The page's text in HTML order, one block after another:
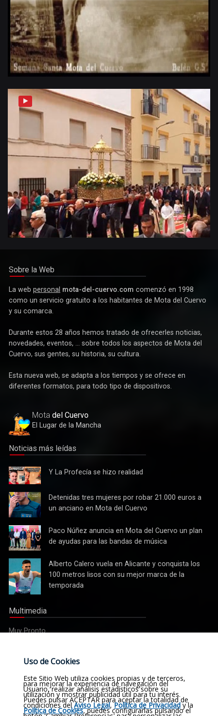
Sobre la Web
La web personal mota-del-cuervo.com comenzó en 1998
como un servicio gratuito a los habitantes de Mota del Cuervo
y su comarca.
Durante estos 28 años hemos tratado de ofrecerles noticias,
novedades, eventos, ... sobre todos los aspectos de Mota del
Cuervo, sus gentes, su historia, su cultura.
Esta nueva web, se adapta a los tiempos y se ofrece en
diferentes formatos, para todo tipo de dispositivos.
Mota del Cuervo
El Lugar de la Mancha
Noticias más leídas
Y La
Profecía
se hizo
realidad
Y La Profecía se hizo realidad
Detenidas
tres
mujeres
por robar
21.000
euros a
anciano
en Mota
del
Cuervo
Detenidas tres mujeres por robar 21.000 euros a
un anciano en Mota del Cuervo
Paco
Núñez
anuncia
en Mota
Cuervo un
plan de
para las
bandas
de
Paco Núñez anuncia en Mota del Cuervo un plan
de ayudas para las bandas de música
Alberto
Calero
vuela en
Alicante y
los 100
lisos con
Alberto Calero vuela en Alicante y conquista los
100 metros lisos con su mejor marca de la
temporada
Multimedia
Muy Pronto
Noticias Actualidad Sucesos Religión
Opinión Deportes Cultura Política Historia
Uso de Cookies
Este Sitio Web utiliza cookies propias y de terceros,
para mejorar la experiencia de navegación del
Usuario, realizar análisis estadísticos sobre su
utilización y mostrar publicidad útil para tu interés.
Puedes pulsar ACEPTAR para aceptar la totalidad de
condiciones delAviso Legal,Política de Privacidady la
Política de Cookies, puedes configurarlas pulsando el